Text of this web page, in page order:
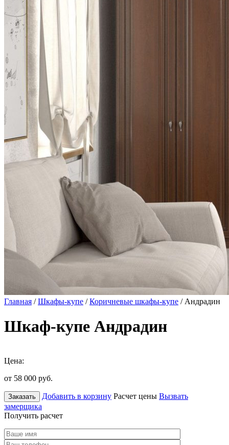
Главная /Шкафы-купе /Коричневые шкафы-купе / Андрадин
Шкаф-купе Андрадин
Цена:
от 58 000 руб.
Заказать Добавить в корзину Расчет цены Вызвать
замерщика
Получить расчет